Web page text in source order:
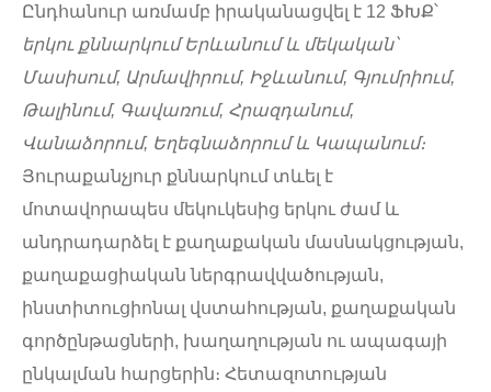
Ընդհանուր առմամբ իրականացվել է 12 ՖԽՔ՝
երկու քննարկում Երևանում և մեկական՝
Մասիսում, Արմավիրում, Իջևանում, Գյումրիում,
Թալինում, Գավառում, Հրազդանում,
Վանաձորում, Եղեգնաձորում և Կապանում։
Յուրաքանչյուր քննարկում տևել է
մոտավորապես մեկուկեսից երկու ժամ և
անդրադարձել է քաղաքական մասնակցության,
քաղաքացիական ներգրավվածության,
ինստիտուցիոնալ վստահության, քաղաքական
գործընթացների, խաղաղության ու ապագայի
ընկալման հարցերին։ Հետազոտության